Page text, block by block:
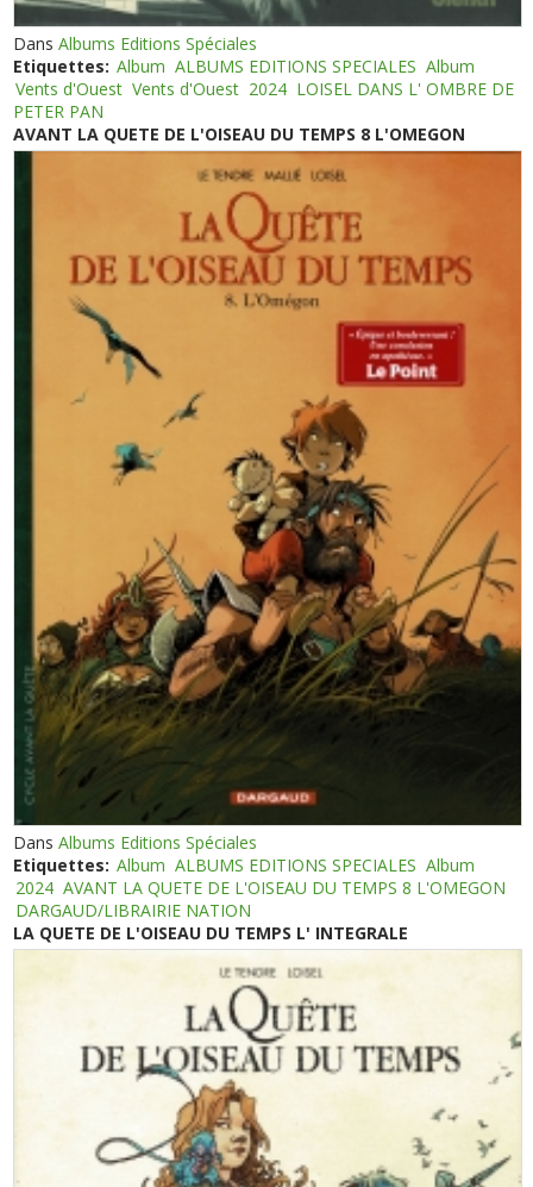
DansAlbums Editions Spéciales
Etiquettes: Album ALBUMS EDITIONS SPECIALES Album
Vents d'Ouest Vents d'Ouest 2024 LOISEL DANS L' OMBRE DE
PETER PAN
AVANT LA QUETE DE L'OISEAU DU TEMPS 8 L'OMEGON
DansAlbums Editions Spéciales
Etiquettes: Album ALBUMS EDITIONS SPECIALES Album
2024 AVANT LA QUETE DE L'OISEAU DU TEMPS 8 L'OMEGON
DARGAUD/LIBRAIRIE NATION
LA QUETE DE L'OISEAU DU TEMPS L' INTEGRALE